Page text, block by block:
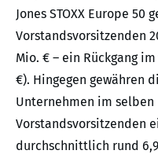
Jones STOXX Europe 50
Vorstandsvorsitzenden
Mio. € – ein Rückgang
€). Hingegen gewähren
Unternehmen im selben
Vorstandsvorsitzenden
durchschnittlich rund